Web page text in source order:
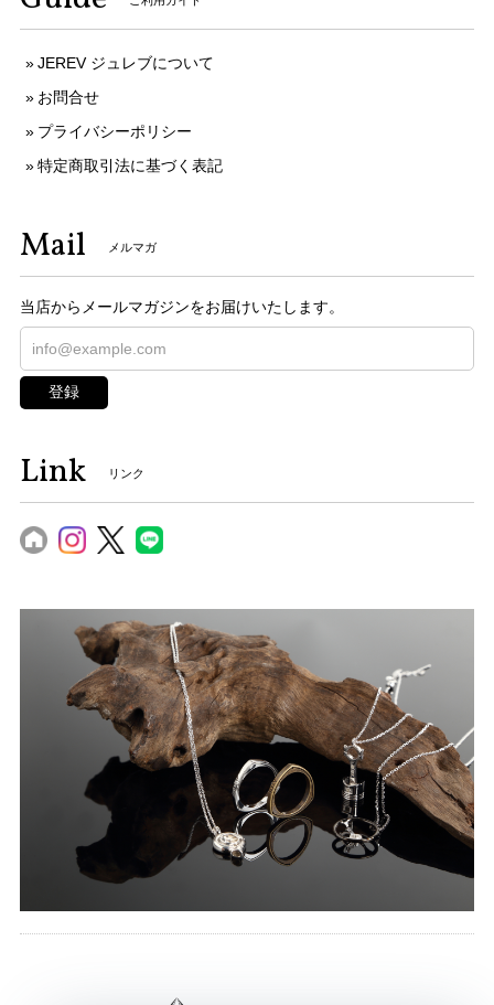
JEREV ジュレブについて
お問合せ
プライバシーポリシー
特定商取引法に基づく表記
Mail メルマガ
当店からメールマガジンをお届けいたします。
登録
Link リンク